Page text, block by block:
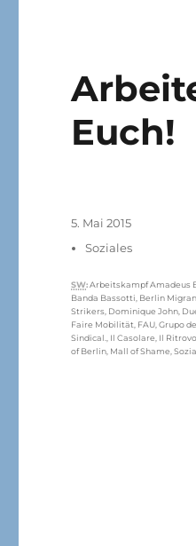
Euch!
Veröffentlicht
5. Mai 2015
Kategorien
Soziales
Schlagwörter
SW:Arbeitskampf Amadeus
Banda Bassotti Berlin
Strikers Dominique John
Faire Mobilität FAU ,Grupo
Sindical.
Il Casolare Il Ritrovo
of Berlin Mall of Shame ,